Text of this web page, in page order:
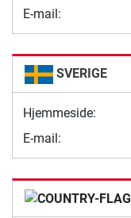
E-mail:
SVERIGE
Hjemmeside:
E-mail: